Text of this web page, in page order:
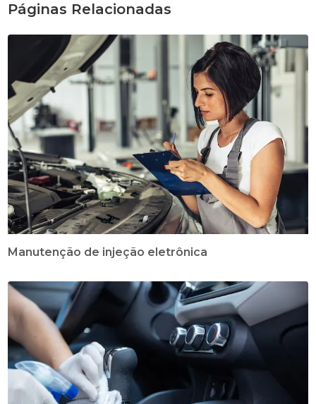
Páginas Relacionadas
Manutenção de injeção eletrônica